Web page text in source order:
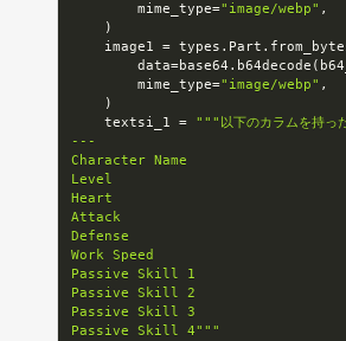
        mime_type
="image/webp" ,
)
    image1
= types . Part .
        data
=base64 . b64decode (
        mime_type
="image/webp" ,
)
    textsi_1
=
"""以下のカラムを持っ
---
Character Name
Level
Heart
Attack
Defense
Work Speed
Passive Skill 1
Passive Skill 2
Passive Skill 3
Passive Skill 4"""